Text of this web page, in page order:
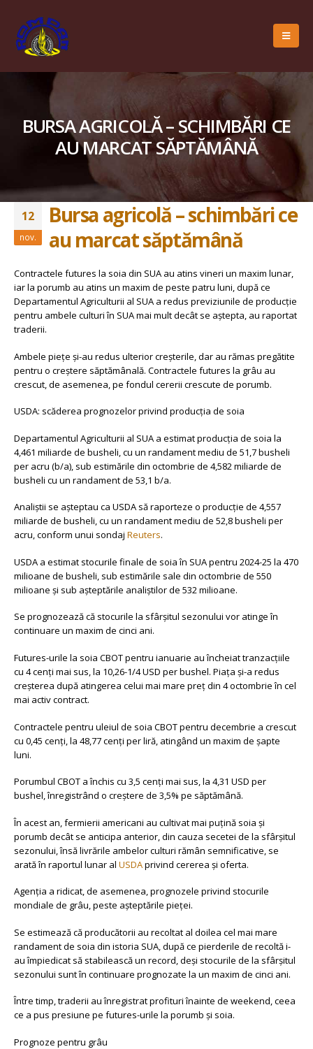
BURSA AGRICOLĂ – SCHIMBĂRI CE
AU MARCAT SĂPTĂMÂNĂ
12
nov.
Bursa agricolă – schimbări ce
au marcat săptămână
Contractele futures la soia din SUA au atins vineri un maxim lunar,
iar la porumb au atins un maxim de peste patru luni, după ce
Departamentul Agriculturii al SUA a redus previziunile de producție
pentru ambele culturi în SUA mai mult decât se aștepta, au raportat
traderii.
Ambele piețe și-au redus ulterior creșterile, dar au rămas pregătite
pentru o creștere săptămânală. Contractele futures la grâu au
crescut, de asemenea, pe fondul cererii crescute de porumb.
USDA: scăderea prognozelor privind producția de soia
Departamentul Agriculturii al SUA a estimat producția de soia la
4,461 miliarde de busheli, cu un randament mediu de 51,7 busheli
per acru (b/a), sub estimările din octombrie de 4,582 miliarde de
busheli cu un randament de 53,1 b/a.
Analiștii se așteptau ca USDA să raporteze o producție de 4,557
miliarde de busheli, cu un randament mediu de 52,8 busheli per
acru, conform unui sondaj Reuters.
USDA a estimat stocurile finale de soia în SUA pentru 2024-25 la 470
milioane de busheli, sub estimările sale din octombrie de 550
milioane și sub așteptările analiștilor de 532 milioane.
Se prognozează că stocurile la sfârșitul sezonului vor atinge în
continuare un maxim de cinci ani.
Futures-urile la soia CBOT pentru ianuarie au încheiat tranzacțiile
cu 4 cenți mai sus, la 10,26-1/4 USD per bushel. Piața și-a redus
creșterea după atingerea celui mai mare preț din 4 octombrie în cel
mai activ contract.
Contractele pentru uleiul de soia CBOT pentru decembrie a crescut
cu 0,45 cenți, la 48,77 cenți per liră, atingând un maxim de șapte
luni.
Porumbul CBOT a închis cu 3,5 cenți mai sus, la 4,31 USD per
bushel, înregistrând o creștere de 3,5% pe săptămână.
În acest an, fermierii americani au cultivat mai puțină soia și
porumb decât se anticipa anterior, din cauza secetei de la sfârșitul
sezonului, însă livrările ambelor culturi rămân semnificative, se
arată în raportul lunar al USDAprivind cererea și oferta.
Agenția a ridicat, de asemenea, prognozele privind stocurile
mondiale de grâu, peste așteptările pieței.
Se estimează că producătorii au recoltat al doilea cel mai mare
randament de soia din istoria SUA, după ce pierderile de recoltă i-
au împiedicat să stabilească un record, deși stocurile de la sfârșitul
sezonului sunt în continuare prognozate la un maxim de cinci ani.
Între timp, traderii au înregistrat profituri înainte de weekend, ceea
ce a pus presiune pe futures-urile la porumb și soia.
Prognoze pentru grâu